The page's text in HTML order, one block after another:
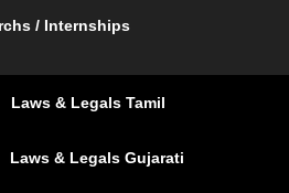
/ Internships
Laws & Legals Tamil
Laws & Legals Gujarati